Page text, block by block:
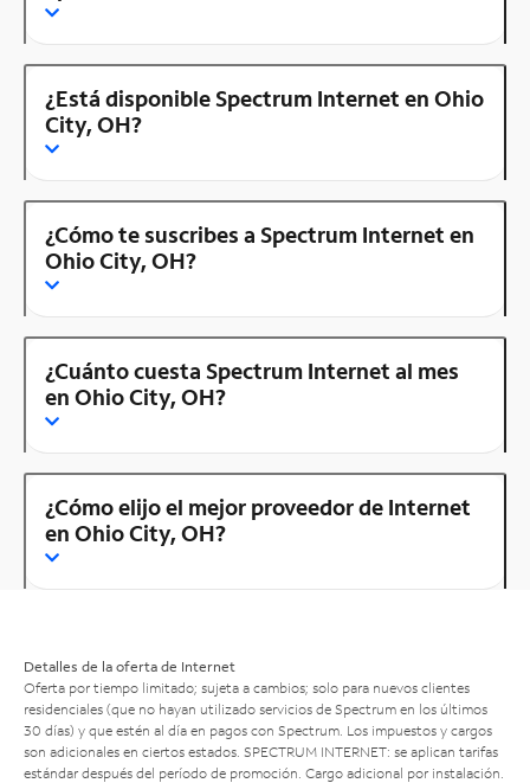
¿Está disponible Spectrum Internet en Ohio
City, OH?
¿Cómo te suscribes a Spectrum Internet en
Ohio City, OH?
¿Cuánto cuesta Spectrum Internet al mes
en Ohio City, OH?
¿Cómo elijo el mejor proveedor de Internet
en Ohio City, OH?
Detalles de la oferta de Internet
Oferta por tiempo limitado; sujeta a cambios; solo para nuevos clientes
residenciales (que no hayan utilizado servicios de Spectrum en los últimos
30 días) y que estén al día en pagos con Spectrum. Los impuestos y cargos
son adicionales en ciertos estados. SPECTRUM INTERNET: se aplican tarifas
estándar después del período de promoción. Cargo adicional por instalación.